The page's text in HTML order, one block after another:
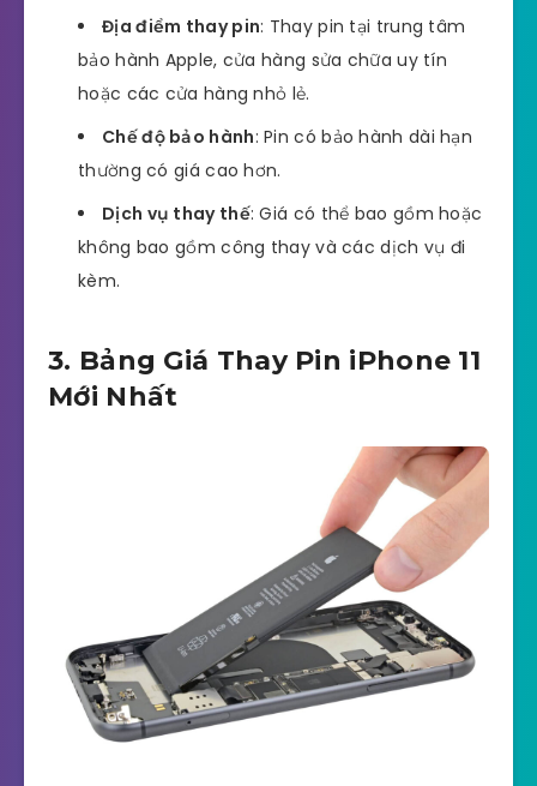
Địa điểm thay pin: Thay pin tại trung tâm
bảo hành Apple, cửa hàng sửa chữa uy tín
hoặc các cửa hàng nhỏ lẻ.
Chế độ bảo hành: Pin có bảo hành dài hạn
thường có giá cao hơn.
Dịch vụ thay thế: Giá có thể bao gồm hoặc
không bao gồm công thay và các dịch vụ đi
kèm.
3. Bảng Giá Thay Pin iPhone 11
Mới Nhất